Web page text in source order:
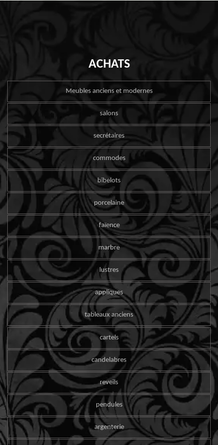
ACHATS
Meubles anciens et modernes
salons
secrétaires
commodes
bibelots
porcelaine
faïence
marbre
lustres
appliques
tableaux anciens
cartels
candelabres
reveils
pendules
argenterie